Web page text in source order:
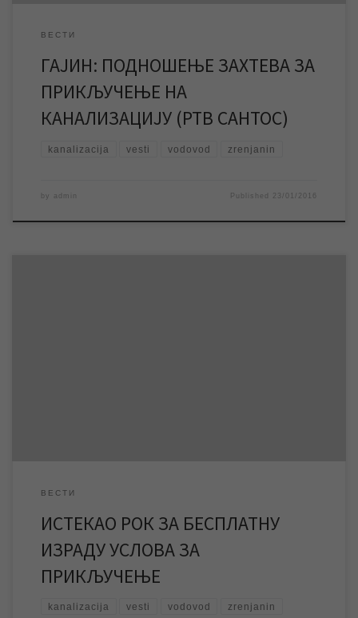
ВЕСТИ
ГАЈИН: ПОДНОШЕЊЕ ЗАХТЕВА ЗА
ПРИКЉУЧЕЊЕ НА
КАНАЛИЗАЦИЈУ (РТВ САНТОС)
kanalizacija vesti vodovod zrenjanin
by admin Published 23/01/2016
ВЕСТИ
ИСТЕКАО РОК ЗА БЕСПЛАТНУ
ИЗРАДУ УСЛОВА ЗА
ПРИКЉУЧЕЊЕ
kanalizacija vesti vodovod zrenjanin